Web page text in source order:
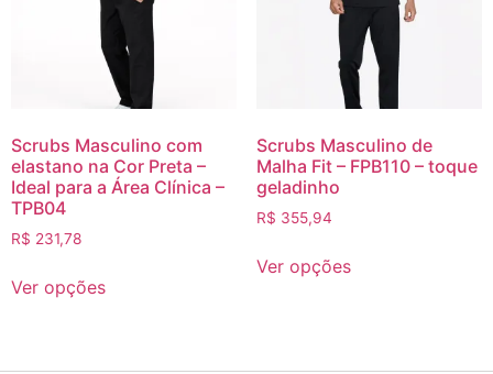
Scrubs Masculino com
elastano na Cor Preta –
Ideal para a Área Clínica –
TPB04
R$ 231,78
Ver opções
Scrubs Masculino de
Malha Fit – FPB110 – toque
geladinho
R$ 355,94
Ver opções